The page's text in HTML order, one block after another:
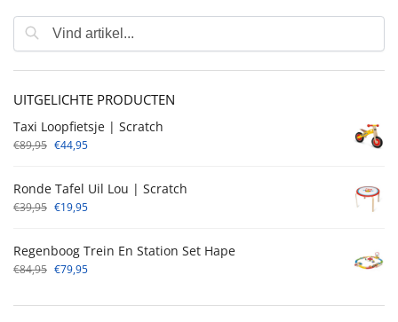
UITGELICHTE PRODUCTEN
Taxi Loopfietsje | Scratch
€89,95 €44,95
Ronde Tafel Uil Lou | Scratch
€39,95 €19,95
Regenboog Trein En Station Set Hape
€84,95 €79,95